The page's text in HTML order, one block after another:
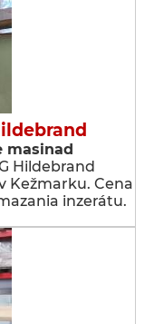
masinad
Hildebrand
Kežmarku. Cena
inzerátu.